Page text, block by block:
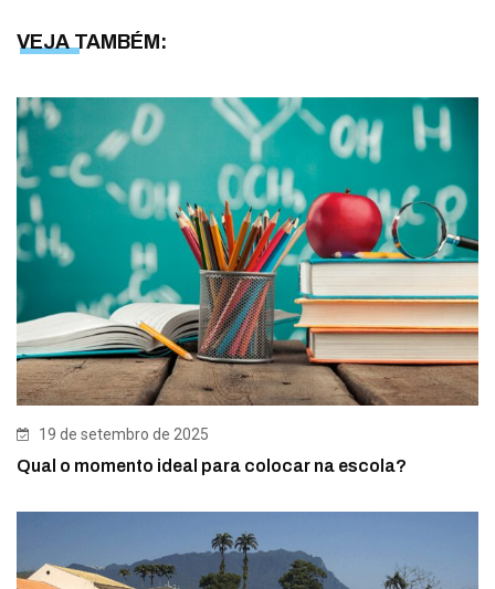
VEJA TAMBÉM:
19 de setembro de 2025
Qual o momento ideal para colocar na escola?